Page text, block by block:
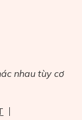
nhau tùy cơ